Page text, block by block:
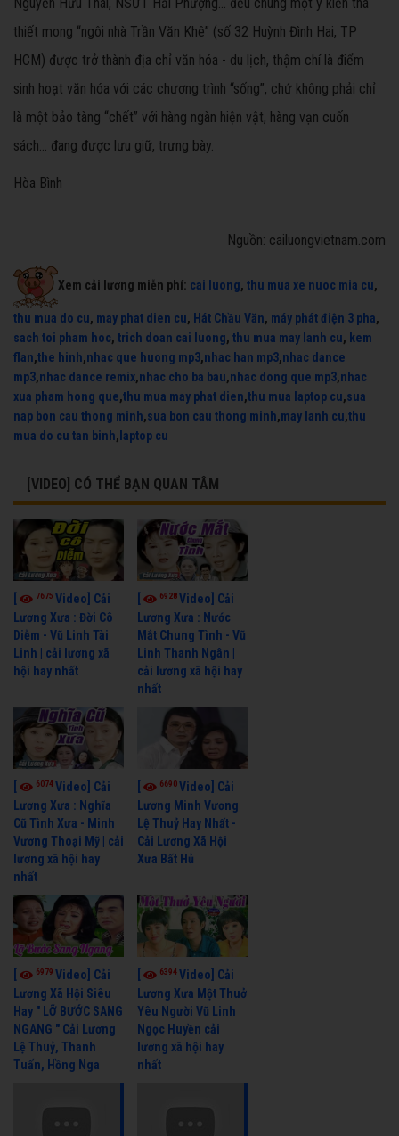
thiết mong “ngôi nhà Trần Văn Khê” (số 32 Huỳnh Đình Hai, TP
HCM) được trở thành địa chỉ văn hóa - du lịch, thậm chí là điểm
sinh hoạt văn hóa với các chương trình “sống”, chứ không phải chỉ
là một bảo tàng “chết” với hàng ngàn hiện vật, hàng vạn cuốn
sách... đang được lưu giữ, trưng bày.
Hòa Bình
Nguồn: cailuongvietnam.com
Xem cải lương miễn phí: cai luong, thu mua xe nuoc mia cu,
thu mua do cu, may phat dien cu, Hát Chầu Văn, máy phát điện 3 pha,
sach toi pham hoc, trich doan cai luong, thu mua may lanh cu, kem
flan,the hinh,nhac que huong mp3,nhac han mp3,nhac dance
mp3,nhac dance remix,nhac cho ba bau,nhac dong que mp3,nhac
xua pham hong que,thu mua may phat dien,thu mua laptop cu,sua
nap bon cau thong minh,sua bon cau thong minh,may lanh cu,thu
mua do cu tan binh, laptop cu
[VIDEO] CÓ THỂ BẠN QUAN TÂM
7675 Video] Cải
Lương Xưa : Đời Cô
Diễm - Vũ Linh Tài
Linh | cải lương xã
hội hay nhất
6928Video] Cải
Lương Xưa : Nước
Mắt Chung Tình - Vũ
Linh Thanh Ngân |
cải lương xã hội hay
nhất
6074Video] Cải
Lương Xưa : Nghĩa
Cũ Tình Xưa - Minh
Vương Thoại Mỹ | cải
lương xã hội hay
nhất
6690Video] Cải
Lương Minh Vương
Lệ Thuỷ Hay Nhất -
Cải Lương Xã Hội
Xưa Bất Hủ
6979 Video] Cải
Lương Xã Hội Siêu
Hay " LỠ BƯỚC SANG
NGANG " Cải Lương
Lệ Thuỷ, Thanh
Tuấn, Hồng Nga
6394Video] Cải
Lương Xưa Một Thuở
Yêu Người Vũ Linh
Ngọc Huyền cải
lương xã hội hay
nhất